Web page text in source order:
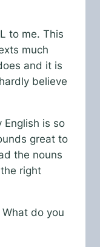
to me. This
much
and it is
believe
English is so
great to
the nouns
right
do you